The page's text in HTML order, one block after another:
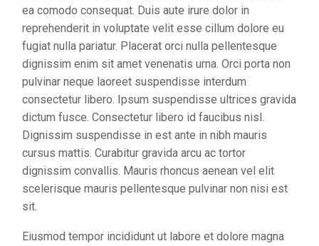
ea comodo consequat. Duis aute irure dolor in
reprehenderit in voluptate velit esse cillum dolore eu
fugiat nulla pariatur. Placerat orci nulla pellentesque
dignissim enim sit amet venenatis urna. Orci porta non
pulvinar neque laoreet suspendisse interdum
consectetur libero. Ipsum suspendisse ultrices gravida
dictum fusce. Consectetur libero id faucibus nisl.
Dignissim suspendisse in est ante in nibh mauris
cursus mattis. Curabitur gravida arcu ac tortor
dignissim convallis. Mauris rhoncus aenean vel elit
scelerisque mauris pellentesque pulvinar non nisi est
sit.
Eiusmod tempor incididunt ut labore et dolore magna